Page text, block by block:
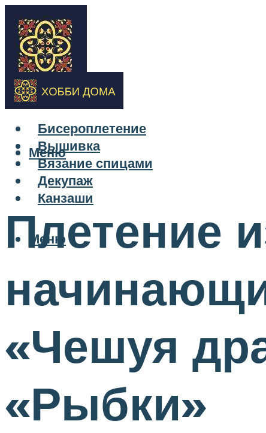
Бисероплетение
Вышивка
Вязание спицами
Декупаж
Канзаши
Меню
Меню
Плетение
«Чешуя
«Рыбки»